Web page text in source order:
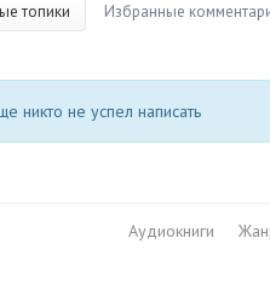
топики Избранные
никто не успел написать
Аудиокниги